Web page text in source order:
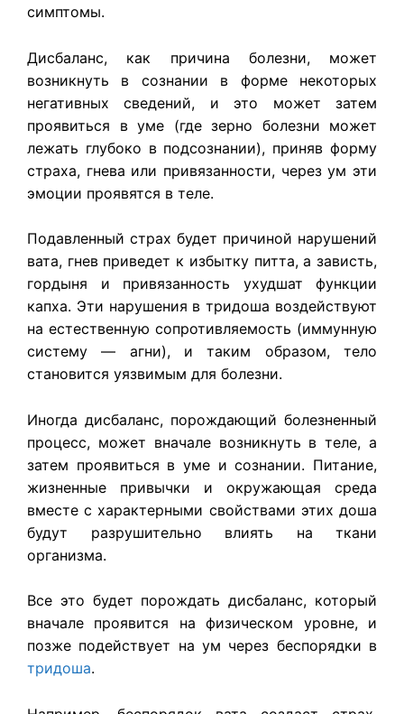
симптомы.
Дисбаланс, как причина болезни, может
возникнуть в сознании в форме некоторых
негативных сведений, и это может затем
проявиться в уме (где зерно болезни может
лежать глубоко в подсознании), приняв форму
страха, гнева или привязанности, через ум эти
эмоции проявятся в теле.
Подавленный страх будет причиной нарушений
вата, гнев приведет к избытку питта, а зависть,
гордыня и привязанность ухудшат функции
капха. Эти нарушения в тридоша воздействуют
на естественную сопротивляемость (иммунную
систему — агни), и таким образом, тело
становится уязвимым для болезни.
Иногда дисбаланс, порождающий болезненный
процесс, может вначале возникнуть в теле, а
затем проявиться в уме и сознании. Питание,
жизненные привычки и окружающая среда
вместе с характерными свойствами этих доша
будут разрушительно влиять на ткани
организма.
Все это будет порождать дисбаланс, который
вначале проявится на физическом уровне, и
позже подействует на ум через беспорядки в
тридоша.